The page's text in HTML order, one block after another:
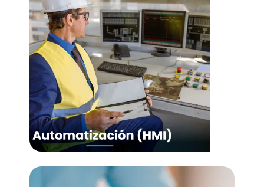
Integración de Datos
• KPI, Dasboards y Reporte • Gestión
de datos (Big Data, Datawarehouse,
Data Lake) • Analítica